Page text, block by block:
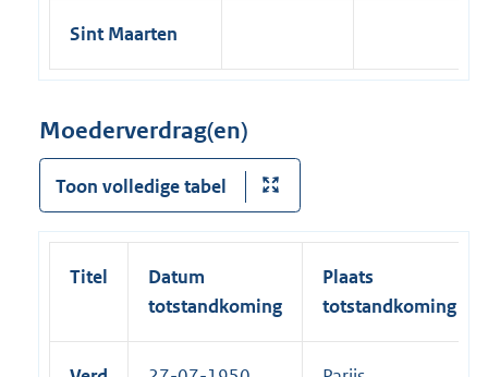
Sint Maarten
Moederverdrag(en)
Toon volledige tabel
Titel
Datum
totstandkoming
Plaats
totstandkoming